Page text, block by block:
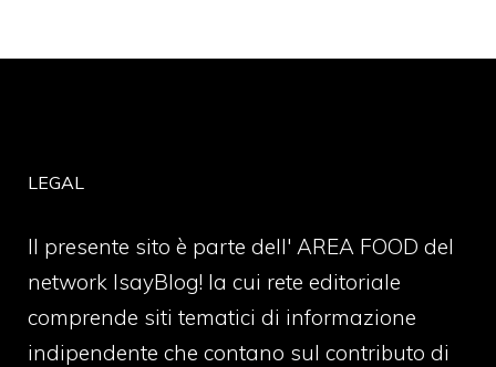
LEGAL
Il presente sito è parte dell' AREA FOOD del
network IsayBlog! la cui rete editoriale
comprende siti tematici di informazione
indipendente che contano sul contributo di